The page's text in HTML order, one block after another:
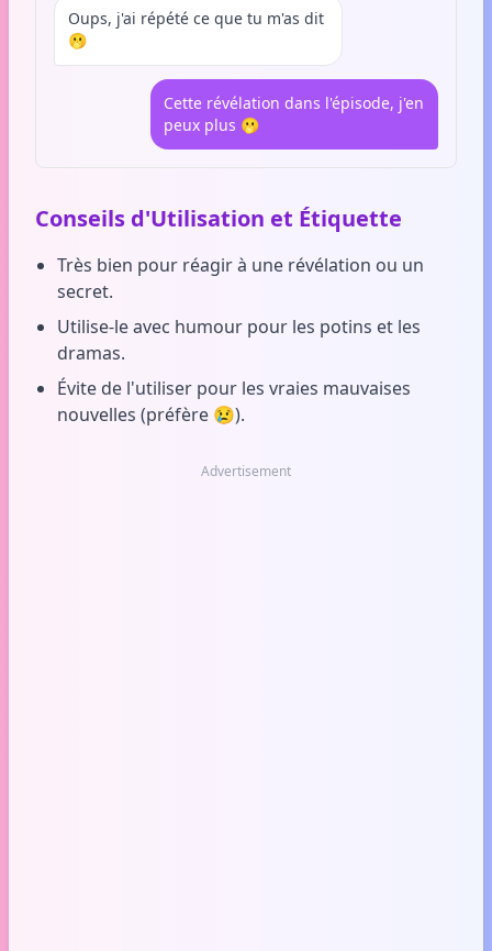
Oups, j'ai répété ce que tu m'as dit
🫢
Cette révélation dans l'épisode, j'en
peux plus 🫢
Conseils d'Utilisation et Étiquette
Très bien pour réagir à une révélation ou un
secret.
Utilise-le avec humour pour les potins et les
dramas.
Évite de l'utiliser pour les vraies mauvaises
nouvelles (préfère 😢).
Advertisement